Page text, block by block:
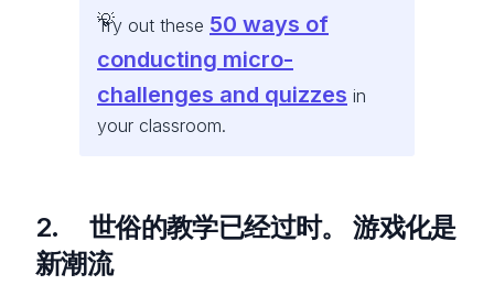
Try out these 50 ways of
conducting micro-
challenges and quizzes in
your classroom.
2. 世俗的教学已经过时。 游戏化是
新潮流